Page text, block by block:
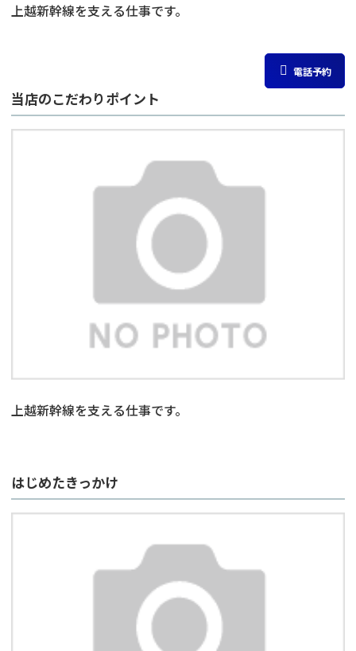
上越新幹線を支える仕事です。
電話予約
当店のこだわりポイント
上越新幹線を支える仕事です。
はじめたきっかけ